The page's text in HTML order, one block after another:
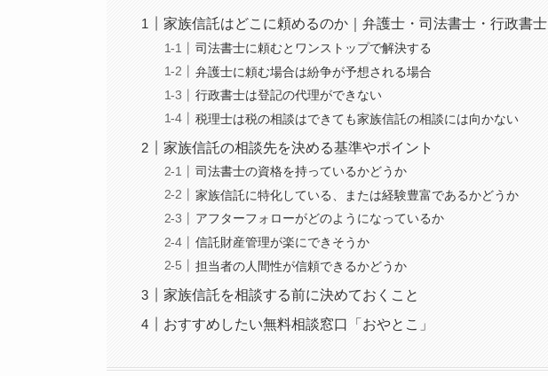
家族信託はどこに頼めるのか｜弁護士・司法書士・行政書士
司法書士に頼むとワンストップで解決する
弁護士に頼む場合は紛争が予想される場合
行政書士は登記の代理ができない
税理士は税の相談はできても家族信託の相談には向かない
家族信託の相談先を決める基準やポイント
司法書士の資格を持っているかどうか
家族信託に特化している、または経験豊富であるかどうか
アフターフォローがどのようになっているか
信託財産管理が楽にできそうか
担当者の人間性が信頼できるかどうか
家族信託を相談する前に決めておくこと
おすすめしたい無料相談窓口「おやとこ」